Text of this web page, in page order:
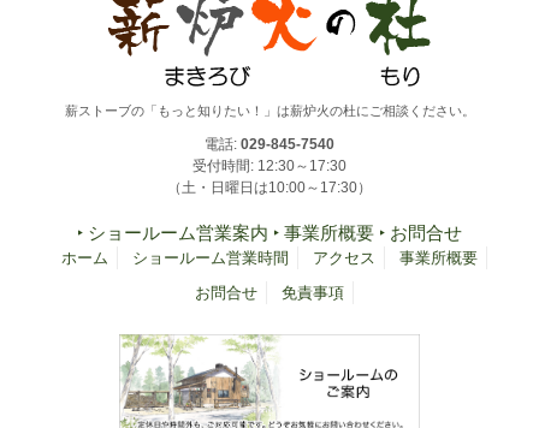
薪ストーブの「もっと知りたい！」は薪炉火の杜にご相談ください。
電話: 029-845-7540
受付時間: 12:30～17:30
（土・日曜日は10:00～17:30）
‣ ショールーム営業案内 ‣ 事業所概要 ‣ お問合せ
ホーム ショールーム営業時間 アクセス
事業所概要
お問合せ
免責事項